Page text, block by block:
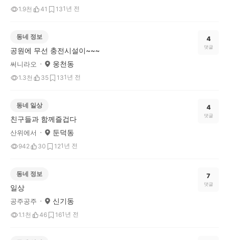
1.9천 41 131년 전
동네 정보
공원에 무선 충전시설이~~~
써니라오 웅천동
1.3천 35 131년 전
4
댓글
동네 일상
친구들과 함께즐겁다
산위에서 둔덕동
942 30 121년 전
4
댓글
동네 정보
일상
공주공주 신기동
1.1천 46 161년 전
7
댓글